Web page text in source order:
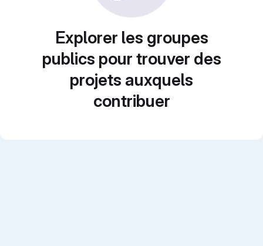
Explorer les groupes
publics pour trouver des
projets auxquels
contribuer